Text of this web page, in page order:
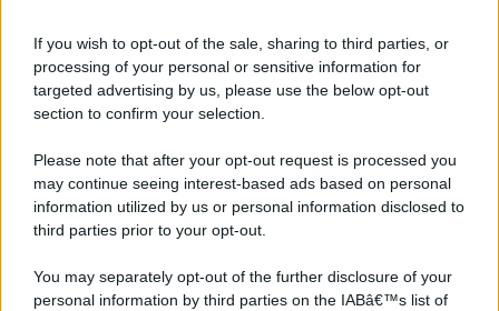
If you wish to opt-out of the sale, sharing to third parties, or
processing of your personal or sensitive information for
targeted advertising by us, please use the below opt-out
section to confirm your selection.
Please note that after your opt-out request is processed you
may continue seeing interest-based ads based on personal
information utilized by us or personal information disclosed to
third parties prior to your opt-out.
You may separately opt-out of the further disclosure of your
personal information by third parties on the IABâ€™s list of